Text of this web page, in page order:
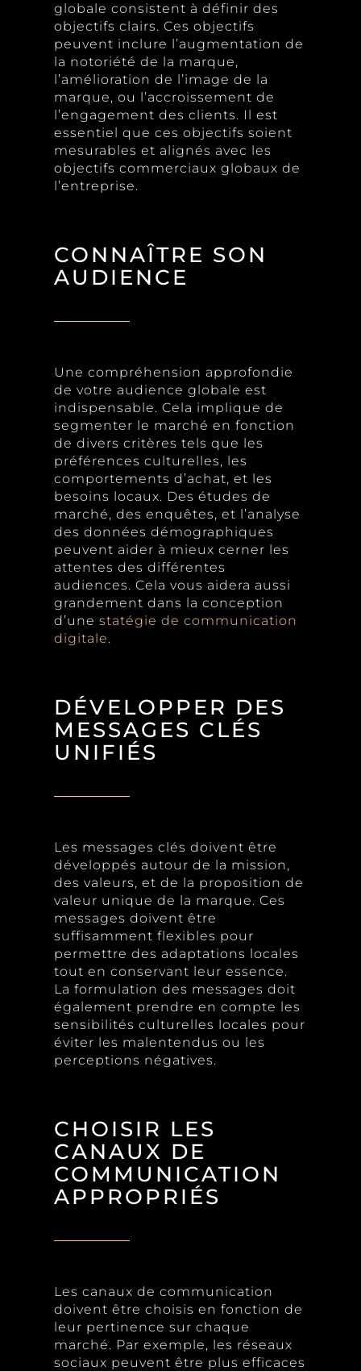
globale consistent à définir des
objectifs clairs. Ces objectifs
peuvent inclure l’augmentation de
la notoriété de la marque,
l’amélioration de l’image de la
marque, ou l’accroissement de
l’engagement des clients. Il est
essentiel que ces objectifs soient
mesurables et alignés avec les
objectifs commerciaux globaux de
l’entreprise.
CONNAÎTRE SON
AUDIENCE
Une compréhension approfondie
de votre audience globale est
indispensable. Cela implique de
segmenter le marché en fonction
de divers critères tels que les
préférences culturelles, les
comportements d’achat, et les
besoins locaux. Des études de
marché, des enquêtes, et l’analyse
des données démographiques
peuvent aider à mieux cerner les
attentes des différentes
audiences. Cela vous aidera aussi
grandement dans la conception
d’unestatégie de communication
digitale.
DÉVELOPPER DES
MESSAGES CLÉS
UNIFIÉS
Les messages clés doivent être
développés autour de la mission,
des valeurs, et de la proposition de
valeur unique de la marque. Ces
messages doivent être
suffisamment flexibles pour
permettre des adaptations locales
tout en conservant leur essence.
La formulation des messages doit
également prendre en compte les
sensibilités culturelles locales pour
éviter les malentendus ou les
perceptions négatives.
CHOISIR LES
CANAUX DE
COMMUNICATION
APPROPRIÉS
Les canaux de communication
doivent être choisis en fonction de
leur pertinence sur chaque
marché. Par exemple, les réseaux
sociaux peuvent être plus efficaces